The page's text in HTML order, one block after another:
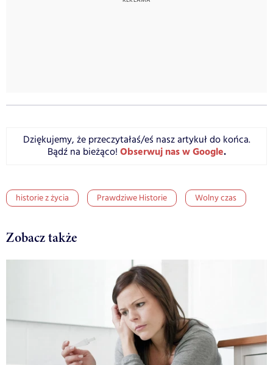
Dziękujemy, że przeczytałaś/eś nasz artykuł do końca.
Bądź na bieżąco! Obserwuj nas w Google.
historie z życia Prawdziwe Historie Wolny czas
Zobacz także